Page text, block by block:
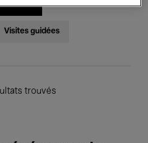
Palace
Visites guidées
trouvés